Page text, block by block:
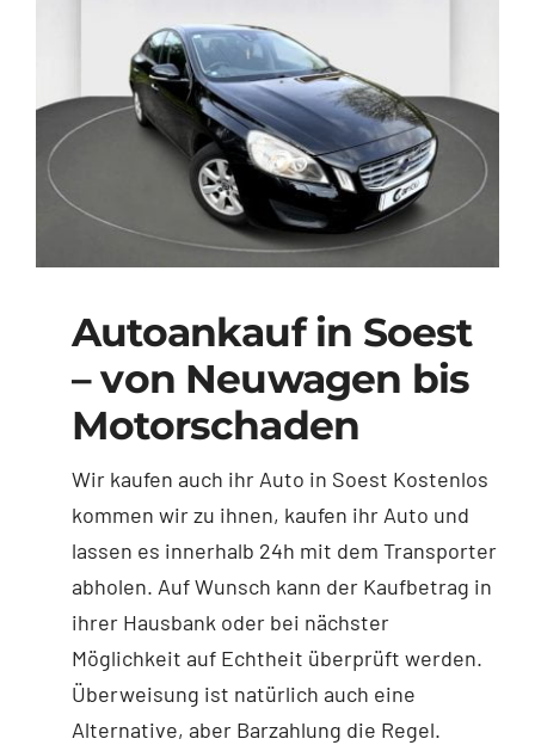
Autoankauf in Soest
– von Neuwagen bis
Motorschaden
Wir kaufen auch ihr Auto in Soest Kostenlos
kommen wir zu ihnen, kaufen ihr Auto und
lassen es innerhalb 24h mit dem Transporter
abholen. Auf Wunsch kann der Kaufbetrag in
ihrer Hausbank oder bei nächster
Möglichkeit auf Echtheit überprüft werden.
Überweisung ist natürlich auch eine
Alternative, aber Barzahlung die Regel.